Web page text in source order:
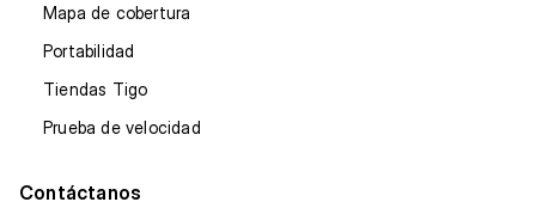
Mapa de cobertura
Portabilidad
Tiendas Tigo
Prueba de velocidad
Contáctanos